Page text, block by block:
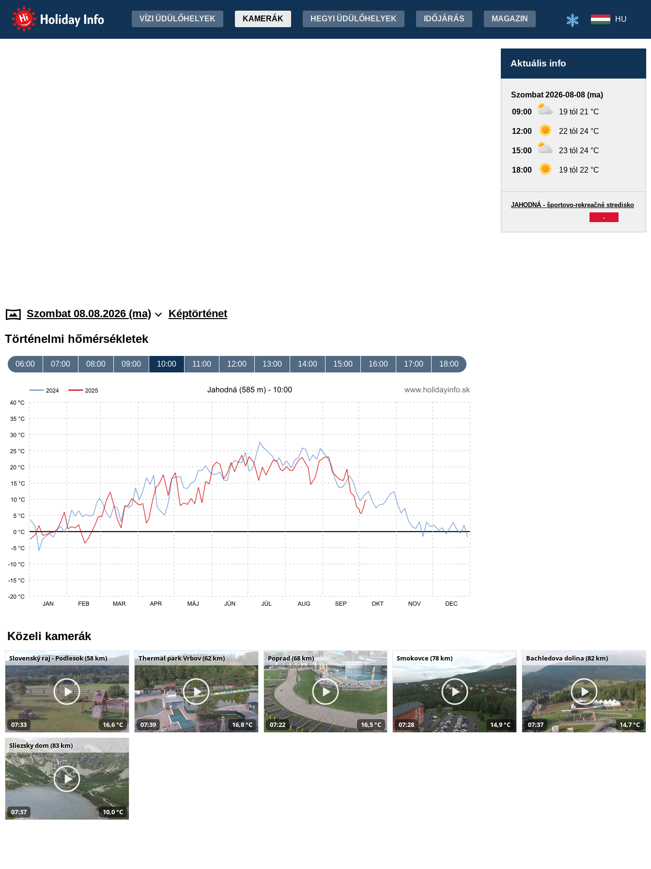
Holiday Info VÍZI ÜDÜLŐHELYEK KAMERÁK HEGYI ÜDÜLŐHELYEK IDŐJÁRÁS MAGAZIN HU
Aktuális info
Szombat 2026-08-08 (ma)
09:00 19 tól 21 °C
12:00 22 tól 24 °C
15:00 23 tól 24 °C
18:00 19 tól 22 °C
-
JAHODNÁ - športovo-rekreačné stredisko
Szombat 08.08.2026 (ma) Képtörténet
Történelmi hőmérsékletek
06:00 07:00 08:00 09:00 10:00 11:00 12:00 13:00 14:00 15:00 16:00 17:00 18:00
Közeli kamerák
Slovenský raj - Podlesok (58 km)
07:33 16,6 °C
Thermal park Vrbov (62 km)
07:39 16,8 °C
Poprad (68 km)
07:22 16,5 °C
Smokovce (78 km)
07:28 14,9 °C
Bachledova dolina (82 km)
07:37 14,7 °C
Sliezsky dom (83 km)
07:37 10,0 °C